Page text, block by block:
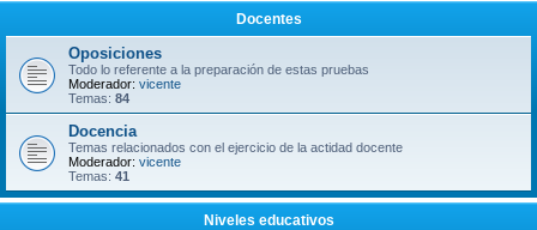
Docentes
Oposiciones
Todo lo referente a la preparación de estas pruebas
Moderador: vicente
Temas: 84
Docencia
Temas relacionados con el ejercicio de la actidad docente
Moderador: vicente
Temas: 41
Niveles educativos